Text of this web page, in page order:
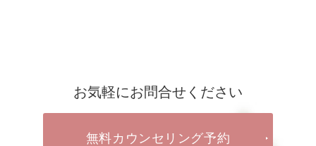
お気軽にお問合せください
無料カウンセリング予約